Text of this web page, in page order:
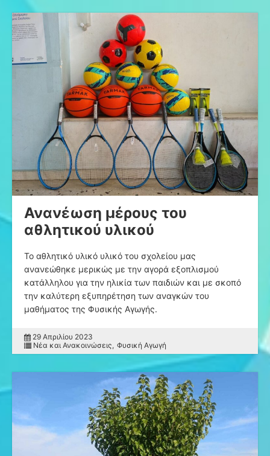
Ανανέωση μέρους του
αθλητικού υλικού
Το αθλητικό υλικό υλικό του σχολείου μας
ανανεώθηκε μερικώς με την αγορά εξοπλισμού
κατάλληλου για την ηλικία των παιδιών και με σκοπό
την καλύτερη εξυπηρέτηση των αναγκών του
μαθήματος της Φυσικής Αγωγής.
29 Απριλίου 2023
Νέα και Ανακοινώσεις Φυσική Αγωγή